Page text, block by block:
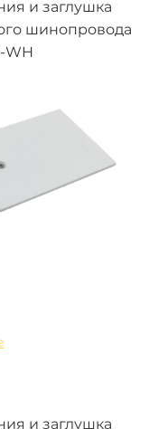
и заглушка
шинопровода
WH
и заглушка